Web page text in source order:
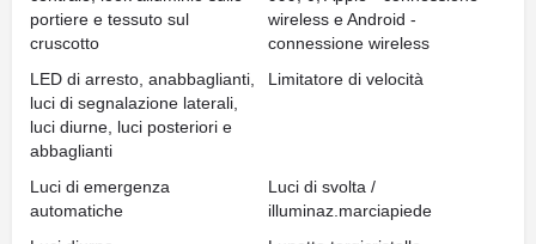
portiere e tessuto sul
cruscotto
wireless e Android -
connessione wireless
LED di arresto, anabbaglianti,
luci di segnalazione laterali,
luci diurne, luci posteriori e
abbaglianti
Limitatore di velocità
Luci di emergenza
automatiche
Luci di svolta /
illuminaz.marciapiede